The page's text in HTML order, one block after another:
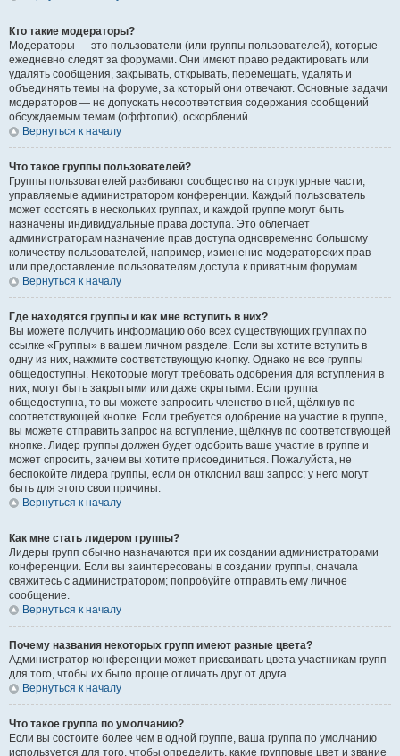
Кто такие модераторы?
Модераторы — это пользователи (или группы пользователей), которые
ежедневно следят за форумами. Они имеют право редактировать или
удалять сообщения, закрывать, открывать, перемещать, удалять и
объединять темы на форуме, за который они отвечают. Основные задачи
модераторов — не допускать несоответствия содержания сообщений
обсуждаемым темам (оффтопик), оскорблений.
Вернуться к началу
Что такое группы пользователей?
Группы пользователей разбивают сообщество на структурные части,
управляемые администратором конференции. Каждый пользователь
может состоять в нескольких группах, и каждой группе могут быть
назначены индивидуальные права доступа. Это облегчает
администраторам назначение прав доступа одновременно большому
количеству пользователей, например, изменение модераторских прав
или предоставление пользователям доступа к приватным форумам.
Вернуться к началу
Где находятся группы и как мне вступить в них?
Вы можете получить информацию обо всех существующих группах по
ссылке «Группы» в вашем личном разделе. Если вы хотите вступить в
одну из них, нажмите соответствующую кнопку. Однако не все группы
общедоступны. Некоторые могут требовать одобрения для вступления в
них, могут быть закрытыми или даже скрытыми. Если группа
общедоступна, то вы можете запросить членство в ней, щёлкнув по
соответствующей кнопке. Если требуется одобрение на участие в группе,
вы можете отправить запрос на вступление, щёлкнув по соответствующей
кнопке. Лидер группы должен будет одобрить ваше участие в группе и
может спросить, зачем вы хотите присоединиться. Пожалуйста, не
беспокойте лидера группы, если он отклонил ваш запрос; у него могут
быть для этого свои причины.
Вернуться к началу
Как мне стать лидером группы?
Лидеры групп обычно назначаются при их создании администраторами
конференции. Если вы заинтересованы в создании группы, сначала
свяжитесь с администратором; попробуйте отправить ему личное
сообщение.
Вернуться к началу
Почему названия некоторых групп имеют разные цвета?
Администратор конференции может присваивать цвета участникам групп
для того, чтобы их было проще отличать друг от друга.
Вернуться к началу
Что такое группа по умолчанию?
Если вы состоите более чем в одной группе, ваша группа по умолчанию
используется для того, чтобы определить, какие групповые цвет и звание